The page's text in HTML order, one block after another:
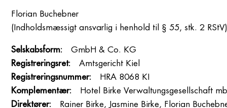
Florian Buchebner
(Indholdsmæssigt ansvarlig i henhold til § 55, stk. 2 RStV)
Selskabsform: GmbH & Co. KG
Registreringsret: Amtsgericht Kiel
Registreringsnummer: HRA 8068 KI
Komplementær: Hotel Birke Verwaltungsgesellschaft
Direktører: Rainer Birke, Jasmine Birke, Florian